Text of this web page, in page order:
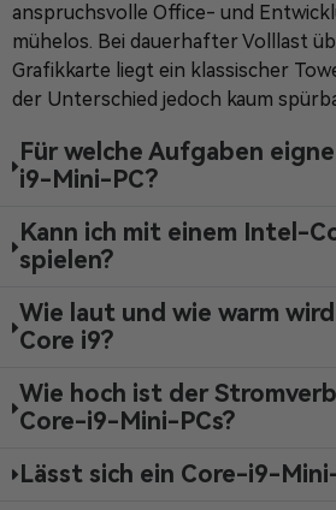
anspruchsvolle Office- und
mühelos. Bei dauerhafter Volllast
Grafikkarte liegt ein klassischer
der Unterschied jedoch kaum
Für welche Aufgaben
i9-Mini-PC?
Kann ich mit einem Intel-
spielen?
Wie laut und wie warm
Core i9?
Wie hoch ist der
Core-i9-Mini-PCs?
Lässt sich ein Core-i9-